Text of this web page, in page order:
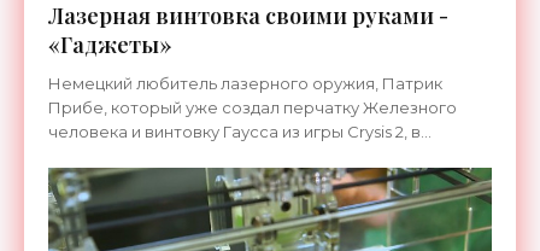
Лазерная винтовка своими руками -
«Гаджеты»
Немецкий любитель лазерного оружия, Патрик
Прибе, который уже создал перчатку Железного
человека и винтовку Гаусса из игры Crysis 2, в
винтовкой.